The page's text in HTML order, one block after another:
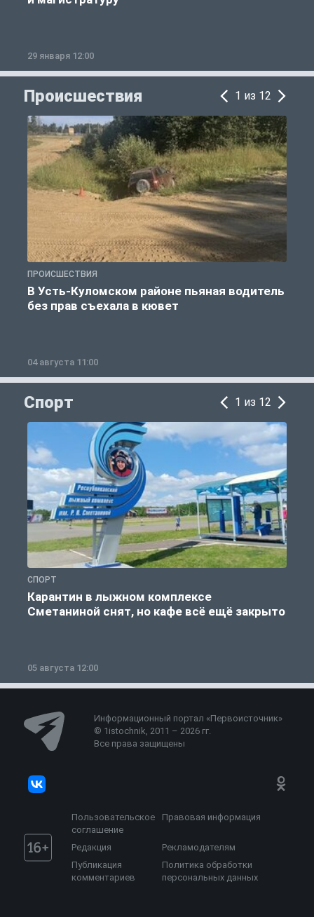
29 января 12:00
Происшествия 1 из 12
ПРОИСШЕСТВИЯ
В Усть-Куломском районе пьяная водитель
без прав съехала в кювет
04 августа 11:00
Спорт 1 из 12
СПОРТ
Карантин в лыжном комплексе
Сметаниной снят, но кафе всё ещё закрыто
05 августа 12:00
Информационный портал «Первоисточник»
© 1istochnik, 2011 – 2026 гг.
Все права защищены
Пользовательское
соглашение
Правовая информация
Редакция
Рекламодателям
Публикация
комментариев
Политика обработки
персональных данных